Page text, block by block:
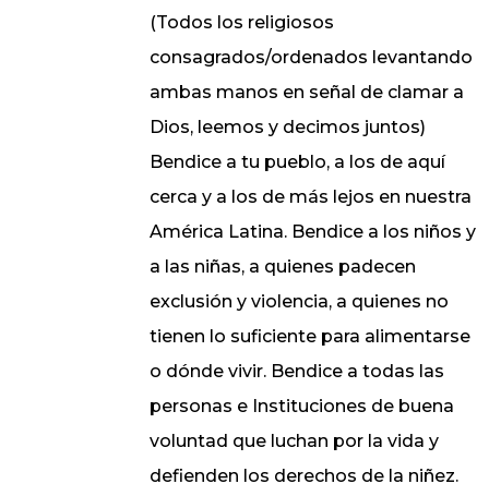
(Todos los religiosos
consagrados/ordenados levantando
ambas manos en señal de clamar a
Dios, leemos y decimos juntos)
Bendice a tu pueblo, a los de aquí
cerca y a los de más lejos en nuestra
América Latina. Bendice a los niños y
a las niñas, a quienes padecen
exclusión y violencia, a quienes no
tienen lo suficiente para alimentarse
o dónde vivir. Bendice a todas las
personas e Instituciones de buena
voluntad que luchan por la vida y
defienden los derechos de la niñez.